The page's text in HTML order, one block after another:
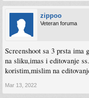
zippoo
Veteran foruma
Screenshoot sa 3 prsta ima
na sliku,imas i editovanje
koristim,mislim na
Mar 13, 2022